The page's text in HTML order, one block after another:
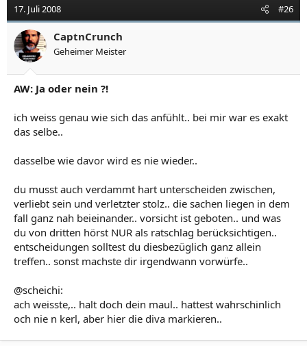
17. Juli 2008 #26
CaptnCrunch
Geheimer Meister
AW: Ja oder nein ?!
ich weiss genau wie sich das anfühlt.. bei mir war es exakt
das selbe..
dasselbe wie davor wird es nie wieder..
du musst auch verdammt hart unterscheiden zwischen,
verliebt sein und verletzter stolz.. die sachen liegen in dem
fall ganz nah beieinander.. vorsicht ist geboten.. und was
du von dritten hörst NUR als ratschlag berücksichtigen..
entscheidungen solltest du diesbezüglich ganz allein
treffen.. sonst machste dir irgendwann vorwürfe..
@scheichi:
ach weisste,.. halt doch dein maul.. hattest wahrschinlich
och nie n kerl, aber hier die diva markieren..